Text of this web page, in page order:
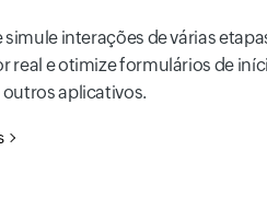
simule interações de várias
real e otimize formulários de
aplicativos.